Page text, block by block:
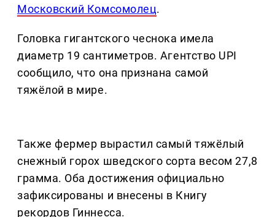
Московский Комсомолец.
Головка гигантского чеснока имела
диаметр 19 сантиметров. Агентство UPI
сообщило, что она признана самой
тяжёлой в мире.
Также фермер вырастил самый тяжёлый
снежный горох шведского сорта весом 27,8
грамма. Оба достижения официально
зафиксированы и внесены в Книгу
рекордов Гиннесса.